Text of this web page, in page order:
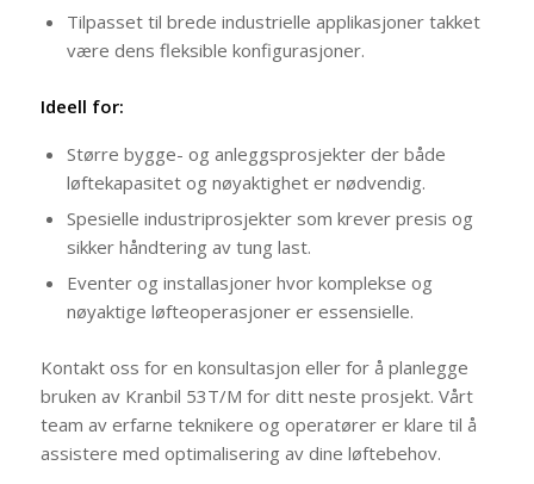
Tilpasset til brede industrielle applikasjoner takket
være dens fleksible konfigurasjoner.
Ideell for:
Større bygge- og anleggsprosjekter der både
løftekapasitet og nøyaktighet er nødvendig.
Spesielle industriprosjekter som krever presis og
sikker håndtering av tung last.
Eventer og installasjoner hvor komplekse og
nøyaktige løfteoperasjoner er essensielle.
Kontakt oss for en konsultasjon eller for å planlegge
bruken av Kranbil 53T/M for ditt neste prosjekt. Vårt
team av erfarne teknikere og operatører er klare til å
assistere med optimalisering av dine løftebehov.